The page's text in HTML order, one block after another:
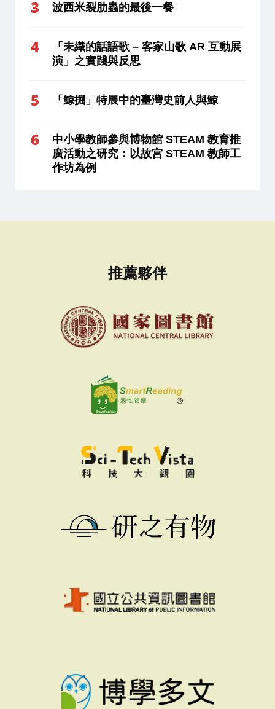
波西米裂肋蟲的最後一餐
「未織的話語歌 – 客家山歌 AR 互動展
演」之實踐與反思
「鯨掘」特展中的臺灣史前人與鯨
中小學教師參與博物館 STEAM 教育推
廣活動之研究：以故宮 STEAM 教師工
作坊為例
推薦夥伴